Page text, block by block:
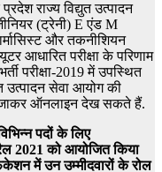
राज्य विद्युत उत्पादन
(ट्रेनी) E एंड M
और तकनीशियन
आधारित परीक्षा के परिणाम
परीक्षा-2019 में उपस्थित
उत्पादन सेवा आयोग की
ऑनलाइन देख सकते हैं.
पदों के लिए
2021 को आयोजित किया
में उन उम्मीदवारों के रोल